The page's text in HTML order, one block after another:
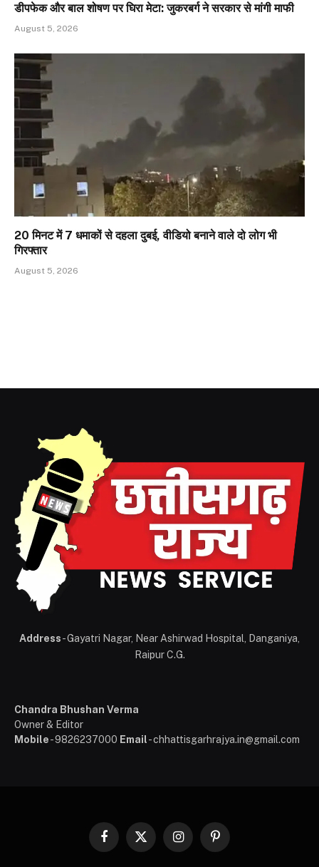
डीपफेक और बाल शोषण पर घिरा मेटा: जुकरबर्ग ने सरकार से मांगी माफी
August 5, 2026
20 मिनट में 7 धमाकों से दहला दुबई, वीडियो बनाने वाले दो लोग भी
गिरफ्तार
August 5, 2026
Address- Gayatri Nagar, Near Ashirwad Hospital, Danganiya,
Raipur C.G.
Chandra Bhushan Verma
Owner & Editor
Mobile- 9826237000 Email- chhattisgarhrajya.in@gmail.com
Facebook
X
InstagramPinterest